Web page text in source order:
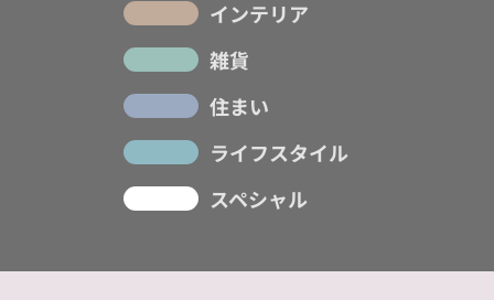
インテリア
雑貨
住まい
ライフスタイル
スペシャル